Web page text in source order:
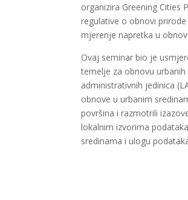
organizira Greening Cities
regulative o obnovi
mjerenje napretka u
Ovaj seminar bio je
temelje za obnovu
administrativnih jedinica
obnove u urbanim
površina i razmotrili
lokalnim izvorima
sredinama i ulogu